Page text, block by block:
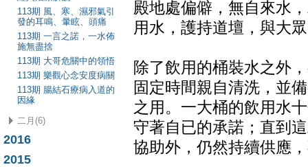
113期 風、寒、濕邪氣引
發的耳鳴、暈眩、頭痛
113期 一言之諾，一水佈
施無盡捨
113期 大哥危關中的領悟
113期 樂觀心念安度病關
113期 腸結石療病入道的
因緣
二月(6)
2016
2015
殿地處偏僻，無自來水
用水，護持道壇，與大
除了飲用的桶裝水之外
固定時間親自清洗，並
之用。一大桶的飲用水
守著自已的承諾；直到
協助外，仍然持續供應